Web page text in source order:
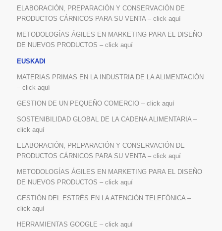
ELABORACIÓN, PREPARACIÓN Y CONSERVACIÓN DE
PRODUCTOS CÁRNICOS PARA SU VENTA – click aquí
METODOLOGÍAS ÁGILES EN MARKETING PARA EL DISEÑO
DE NUEVOS PRODUCTOS – click aquí
EUSKADI
MATERIAS PRIMAS EN LA INDUSTRIA DE LA ALIMENTACIÓN
– click aquí
GESTION DE UN PEQUEÑO COMERCIO – click aquí
SOSTENIBILIDAD GLOBAL DE LA CADENA ALIMENTARIA –
click aquí
ELABORACIÓN, PREPARACIÓN Y CONSERVACIÓN DE
PRODUCTOS CÁRNICOS PARA SU VENTA – click aquí
METODOLOGÍAS ÁGILES EN MARKETING PARA EL DISEÑO
DE NUEVOS PRODUCTOS – click aquí
GESTIÓN DEL ESTRÉS EN LA ATENCIÓN TELEFÓNICA –
click aquí
HERRAMIENTAS GOOGLE – click aquí